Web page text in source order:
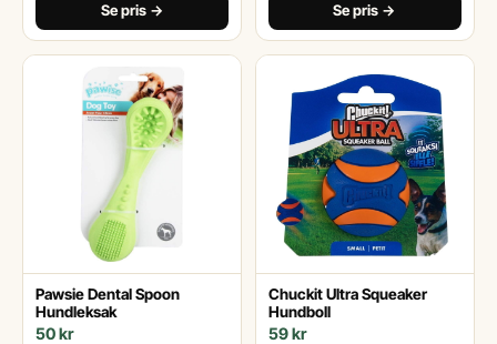
Se pris → Se pris →
Pawsie Dental Spoon
Hundleksak
50 kr
Chuckit Ultra Squeaker
Hundboll
59 kr